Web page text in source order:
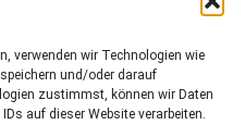
verwenden wir Technologien wie
und/oder darauf
zustimmst, können wir Daten
auf dieser Website verarbeiten.
Ihr Leben schöner